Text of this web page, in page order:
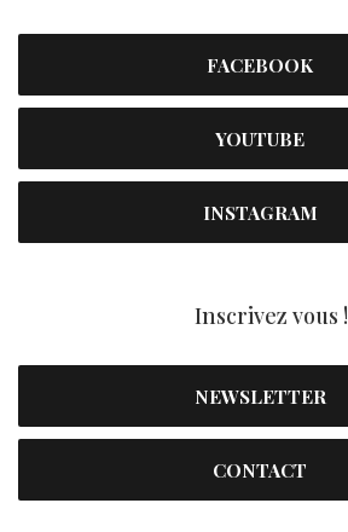
FACEBOOK
YOUTUBE
INSTAGRAM
Inscrivez vous !
NEWSLETTER
CONTACT